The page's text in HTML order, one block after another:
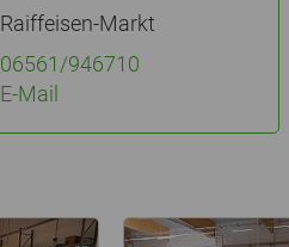
Raiffeisen-Markt
06561/946710
E-Mail